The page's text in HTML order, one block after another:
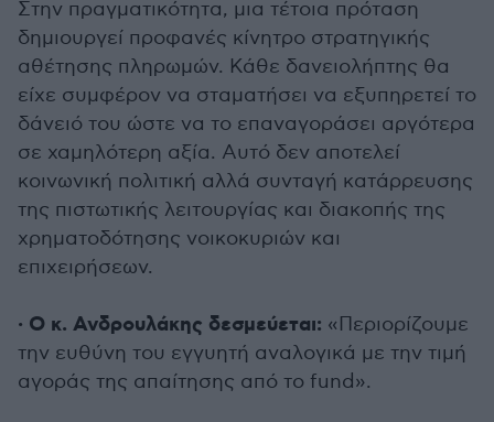
Στην πραγματικότητα, μια τέτοια πρόταση
δημιουργεί προφανές κίνητρο στρατηγικής
αθέτησης πληρωμών. Κάθε δανειολήπτης θα
είχε συμφέρον να σταματήσει να εξυπηρετεί το
δάνειό του ώστε να το επαναγοράσει αργότερα
σε χαμηλότερη αξία. Αυτό δεν αποτελεί
κοινωνική πολιτική αλλά συνταγή κατάρρευσης
της πιστωτικής λειτουργίας και διακοπής της
χρηματοδότησης νοικοκυριών και
επιχειρήσεων.
· Ο κ. Ανδρουλάκης δεσμεύεται: «Περιορίζουμε
την ευθύνη του εγγυητή αναλογικά με την τιμή
αγοράς της απαίτησης από το fund».